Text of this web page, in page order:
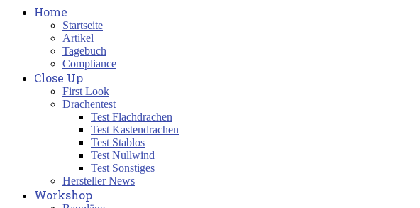
Home
Startseite
Artikel
Tagebuch
Compliance
Close Up
First Look
Drachentest
Test Flachdrachen
Test Kastendrachen
Test Stablos
Test Nullwind
Test Sonstiges
Hersteller News
Workshop